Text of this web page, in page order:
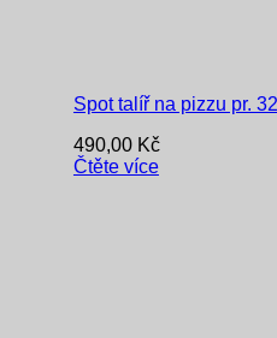
Spot talíř na pizzu pr.
490,00 Kč
Čtěte více